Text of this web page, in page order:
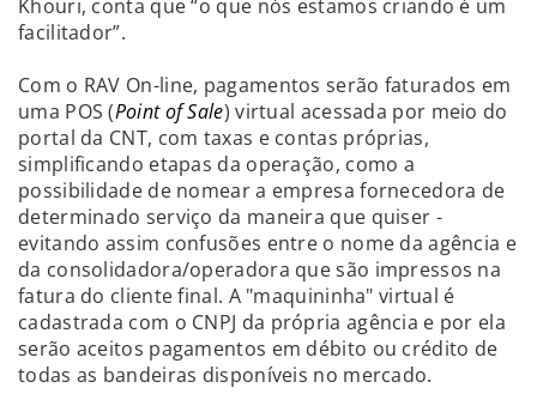
Khouri, conta que “o que nós estamos criando é um
facilitador”.
Com o RAV On-line, pagamentos serão faturados em
uma POS (Point of Sale) virtual acessada por meio do
portal da CNT, com taxas e contas próprias,
simplificando etapas da operação, como a
possibilidade de nomear a empresa fornecedora de
determinado serviço da maneira que quiser -
evitando assim confusões entre o nome da agência e
da consolidadora/operadora que são impressos na
fatura do cliente final. A "maquininha" virtual é
cadastrada com o CNPJ da própria agência e por ela
serão aceitos pagamentos em débito ou crédito de
todas as bandeiras disponíveis no mercado.